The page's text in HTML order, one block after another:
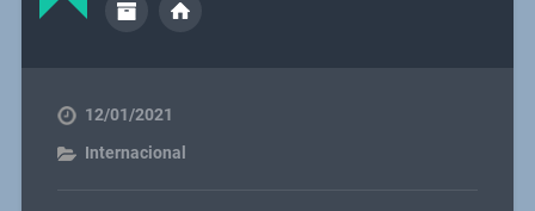
12/01/2021
Internacional